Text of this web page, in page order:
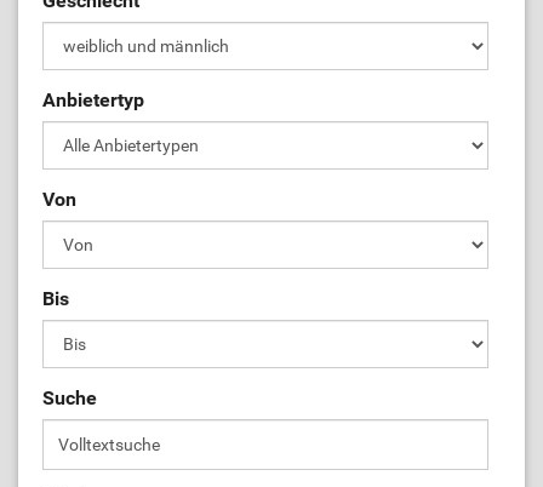
Anbietertyp
Von
Bis
Suche